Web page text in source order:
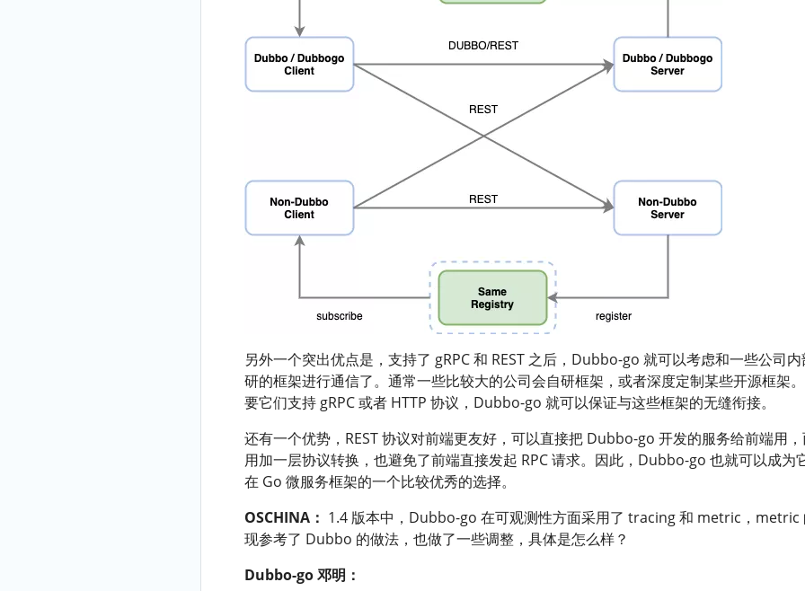
另外一个突出优点是，支持了 gRPC 和 REST 之后，Dubbo-go 就可以考虑和一些公司内
研的框架进行通信了。通常一些比较大的公司会自研框架，或者深度定制某些开源框架
要它们支持 gRPC 或者 HTTP 协议，Dubbo-go 就可以保证与这些框架的无缝衔接。
还有一个优势，REST 协议对前端更友好，可以直接把 Dubbo-go 开发的服务给前端用
用加一层协议转换，也避免了前端直接发起 RPC 请求。因此，Dubbo-go 也就可以成为
在 Go 微服务框架的一个比较优秀的选择。
OSCHINA： 1.4 版本中，Dubbo-go 在可观测性方面采用了 tracing 和 metric，metric
现参考了 Dubbo 的做法，也做了一些调整，具体是怎么样？
Dubbo-go 邓明：